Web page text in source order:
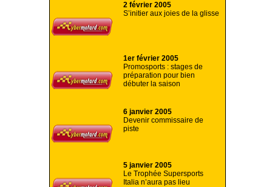
2 février 2005
S’initier aux joies de la glisse
1er février 2005
Promosports : stages de
préparation pour bien
débuter la saison
6 janvier 2005
Devenir commissaire de
piste
5 janvier 2005
Le Trophée Supersports
Italia n’aura pas lieu